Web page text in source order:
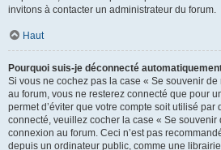
invitons à contacter un administrateur du forum.
Haut
Pourquoi suis-je déconnecté
Si vous ne cochez pas la case « Se souvenir
au forum, vous ne resterez connecté que pour
permet d’éviter que votre compte soit utilisé par
connecté, veuillez cocher la case « Se souvenir
connexion au forum. Ceci n’est pas
depuis un ordinateur public, comme une